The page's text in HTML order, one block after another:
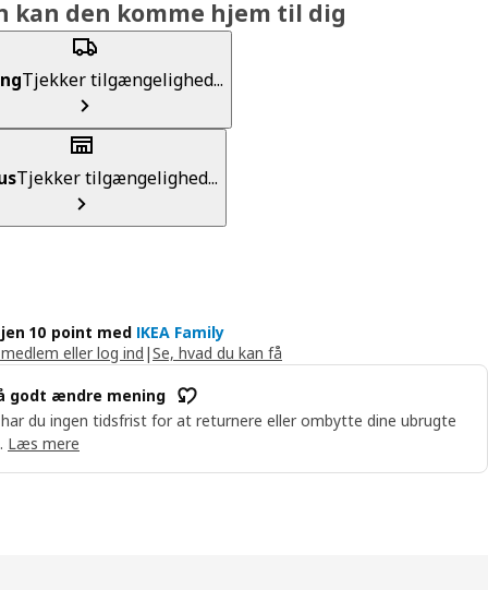
kan den komme hjem til dig
Tjekker tilgængelighed...
Tjekker tilgængelighed...
10 point med IKEA Family
eller log ind |Se, hvad du kan få
godt ændre mening
har du ingen tidsfrist for at returnere eller ombytte dine ubrugte
Læs mere